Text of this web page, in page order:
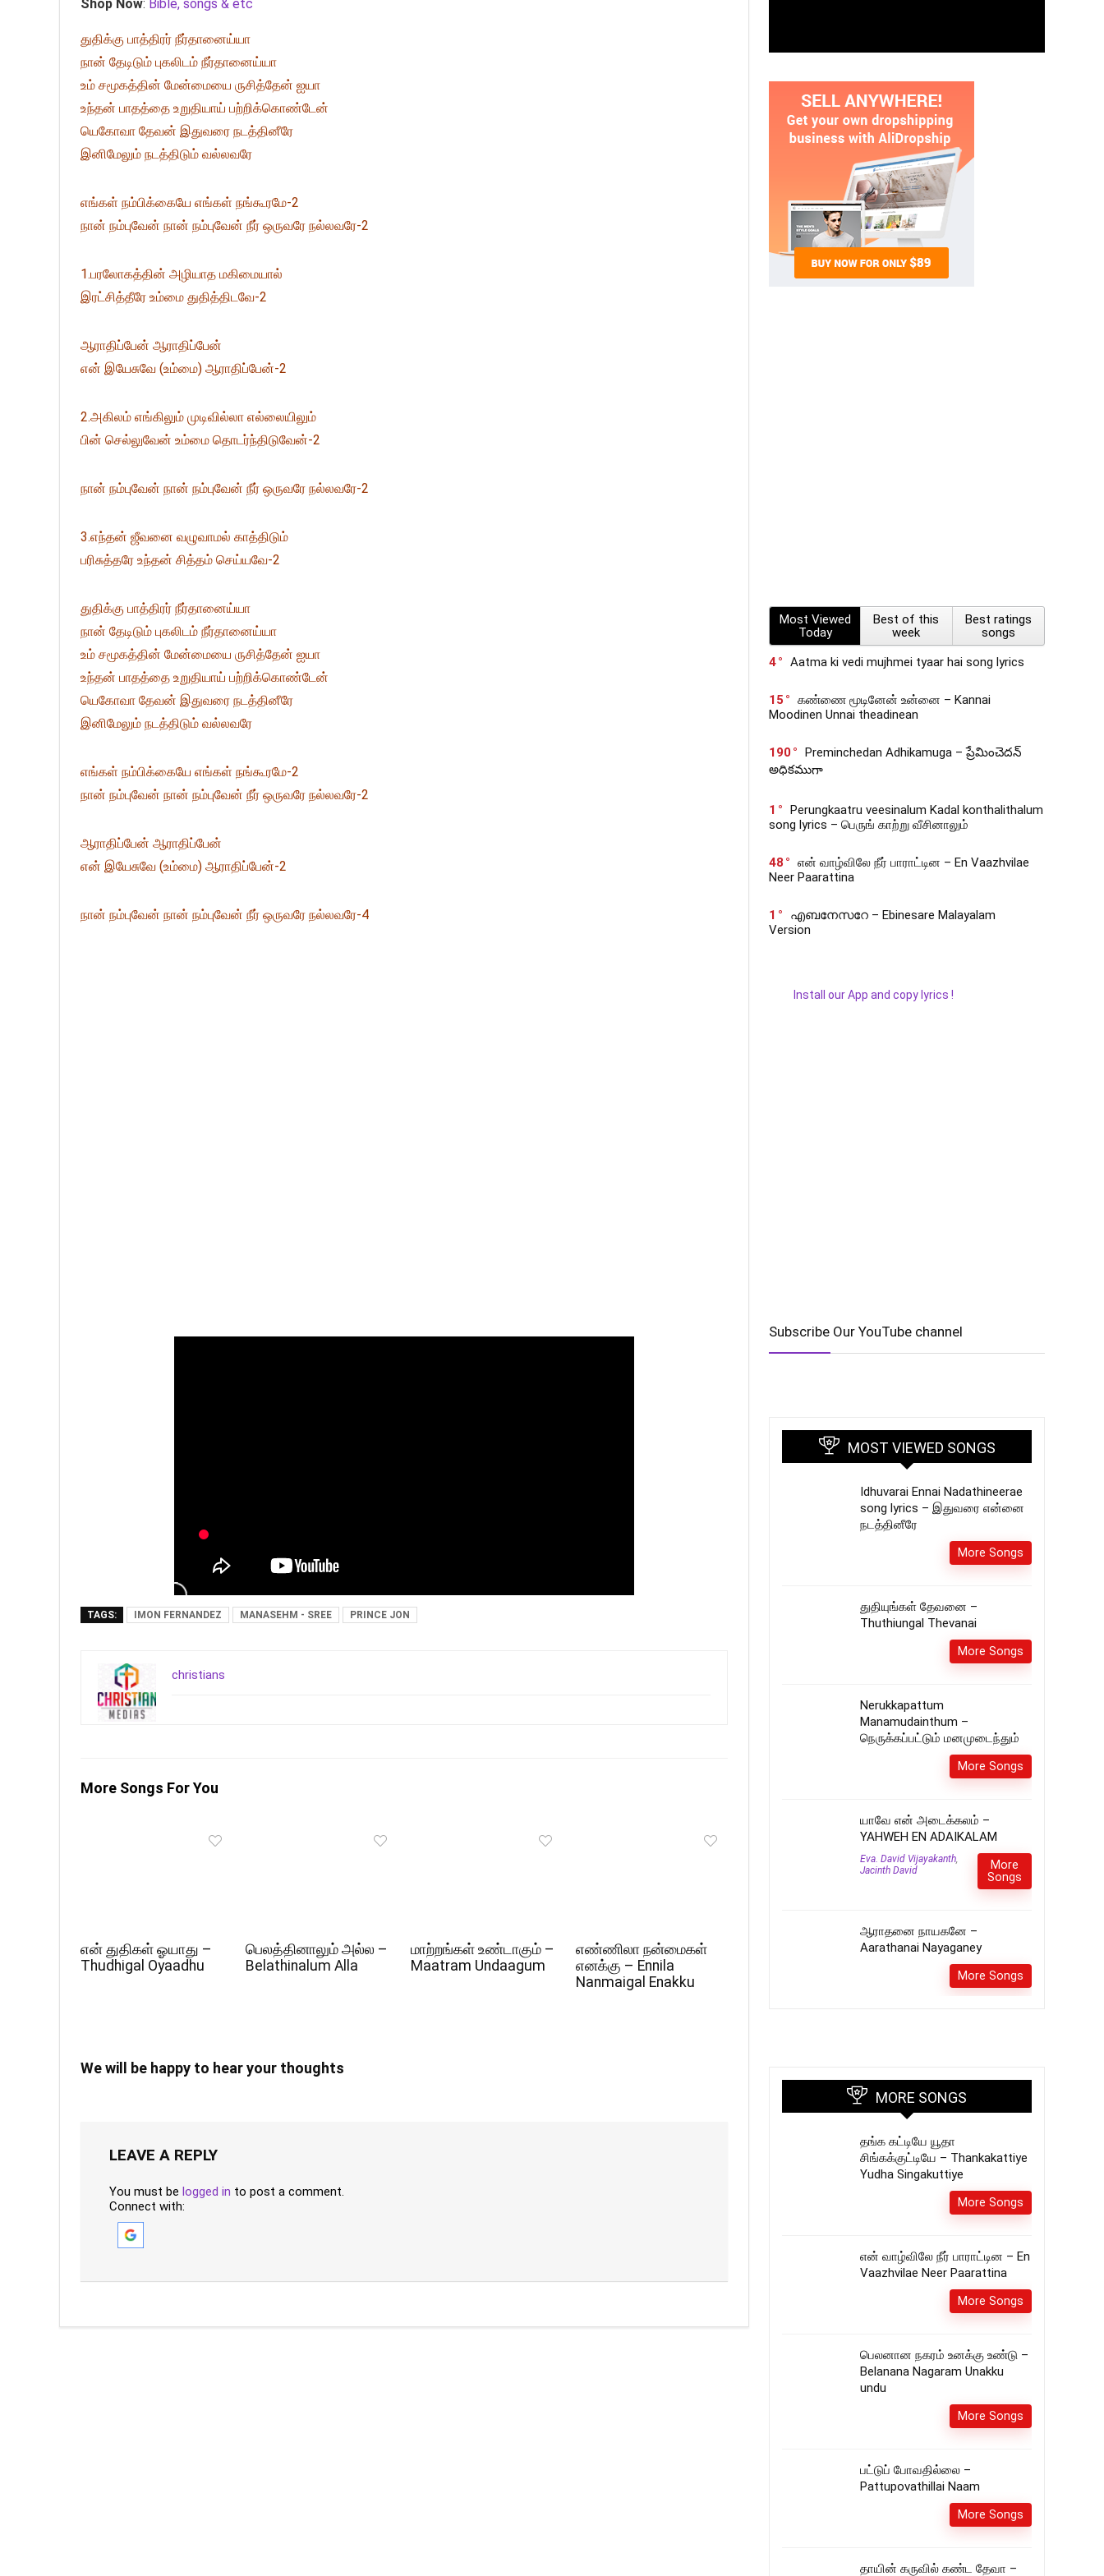
Shop Now: Bible, songs & etc
துதிக்கு பாத்திரர் நீர்தானைய்யா
நான் தேடிடும் புகலிடம் நீர்தானைய்யா
உம் சமூகத்தின் மேன்மையை ருசித்தேன் ஐயா
உந்தன் பாதத்தை உறுதியாய் பற்றிக்கொண்டேன்
யெகோவா தேவன் இதுவரை நடத்தினீரே
இனிமேலும் நடத்திடும் வல்லவரே
எங்கள் நம்பிக்கையே எங்கள் நங்கூரமே-2
நான் நம்புவேன் நான் நம்புவேன் நீர் ஒருவரே நல்லவரே-2
1.பரலோகத்தின் அழியாத மகிமையால்
இரட்சித்தீரே உம்மை துதித்திடவே-2
ஆராதிப்பேன் ஆராதிப்பேன்
என் இயேசுவே (உம்மை) ஆராதிப்பேன்-2
2.அகிலம் எங்கிலும் முடிவில்லா எல்லையிலும்
பின் செல்லுவேன் உம்மை தொடர்ந்திடுவேன்-2
நான் நம்புவேன் நான் நம்புவேன் நீர் ஒருவரே நல்லவரே-2
3.எந்தன் ஜீவனை வழுவாமல் காத்திடும்
பரிசுத்தரே உந்தன் சித்தம் செய்யவே-2
துதிக்கு பாத்திரர் நீர்தானைய்யா
நான் தேடிடும் புகலிடம் நீர்தானைய்யா
உம் சமூகத்தின் மேன்மையை ருசித்தேன் ஐயா
உந்தன் பாதத்தை உறுதியாய் பற்றிக்கொண்டேன்
யெகோவா தேவன் இதுவரை நடத்தினீரே
இனிமேலும் நடத்திடும் வல்லவரே
எங்கள் நம்பிக்கையே எங்கள் நங்கூரமே-2
நான் நம்புவேன் நான் நம்புவேன் நீர் ஒருவரே நல்லவரே-2
ஆராதிப்பேன் ஆராதிப்பேன்
என் இயேசுவே (உம்மை) ஆராதிப்பேன்-2
நான் நம்புவேன் நான் நம்புவேன் நீர் ஒருவரே நல்லவரே-4
TAGS: IMON FERNANDEZ MANASEHM - SREE PRINCE JON
christians
More Songs For You
என் துதிகள் ஓயாது –
Thudhigal Oyaadhu
பெலத்தினாலும் அல்ல –
Belathinalum Alla
மாற்றங்கள் உண்டாகும் –
Maatram Undaagum
எண்ணிலா நன்மைகள்
எனக்கு – Ennila
Nanmaigal Enakku
We will be happy to hear your thoughts
LEAVE A REPLY
You must be logged in to post a comment.
Connect with:
Most Viewed
Today
Best of this
week
Best ratings
songs
4
Aatma ki vedi mujhmei tyaar hai song lyrics
15
கண்ணை மூடினேன் உன்னை – Kannai
Moodinen Unnai theadinean
190
Preminchedan Adhikamuga – ప్రేమించెదన్
అధికముగా
1
Perungkaatru veesinalum Kadal konthalithalum
song lyrics – பெருங் காற்று வீசினாலும்
48
என் வாழ்விலே நீர் பாராட்டின – En Vaazhvilae
Neer Paarattina
1
എബനേസറേ – Ebinesare Malayalam
Version
Install our App and copy lyrics !
Subscribe Our YouTube channel
MOST VIEWED SONGS
Idhuvarai Ennai Nadathineerae
song lyrics – இதுவரை என்னை
நடத்தினீரே
More Songs
துதியுங்கள் தேவனை –
Thuthiungal Thevanai
More Songs
Nerukkapattum
Manamudainthum –
நெருக்கப்பட்டும் மனமுடைந்தும்
More Songs
யாவே என் அடைக்கலம் –
YAHWEH EN ADAIKALAM
Eva. David Vijayakanth,
Jacinth David
More
Songs
ஆராதனை நாயகனே –
Aarathanai Nayaganey
More Songs
MORE SONGS
தங்க கட்டியே யூதா
சிங்கக்குட்டியே – Thankakattiye
Yudha Singakuttiye
More Songs
என் வாழ்விலே நீர் பாராட்டின – En
Vaazhvilae Neer Paarattina
More Songs
பெலனான நகரம் உனக்கு உண்டு –
Belanana Nagaram Unakku
undu
More Songs
பட்டுப் போவதில்லை –
Pattupovathillai Naam
More Songs
தாயின் கருவில் கண்ட தேவா –